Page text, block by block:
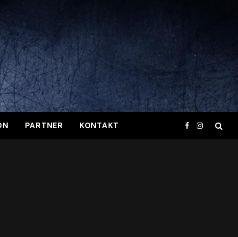
PARTNER KONTAKT Facebook
Instagram